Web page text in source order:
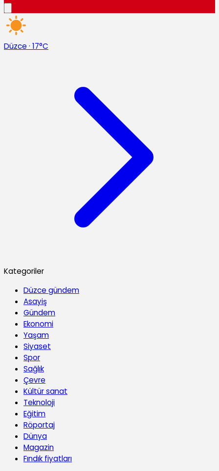
Düzce · 17°C
Kategoriler
Düzce gündem
Asayiş
Gündem
Ekonomi
Yaşam
Siyaset
Spor
Sağlık
Çevre
Kültür sanat
Teknoloji
Eğitim
Röportaj
Dünya
Magazin
Fındık fiyatları